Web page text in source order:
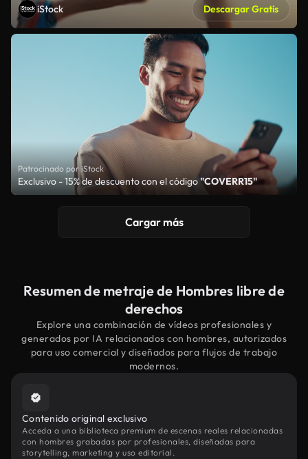
iStock Descargar Gratis
Patrocinado por iStock
Exclusivo - 15% de descuento con el código"COVERR15"
Cargar más
Resumen de metraje de Hombres libre de
derechos
Explore una combinación de vídeos profesionales y
generados por IA relacionados con hombres, autorizados
para uso comercial y diseñados para flujos de trabajo
modernos.
Contenido original exclusivo
Acceda a una biblioteca premium de escenas reales relacionadas
con hombres grabadas por profesionales, diseñadas para
storytelling, marketing y uso editorial.